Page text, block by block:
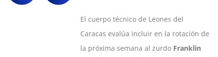
El cuerpo técnico de Leones del
Caracas evalúa incluir en la rotación de
la próxima semana al zurdo Franklin